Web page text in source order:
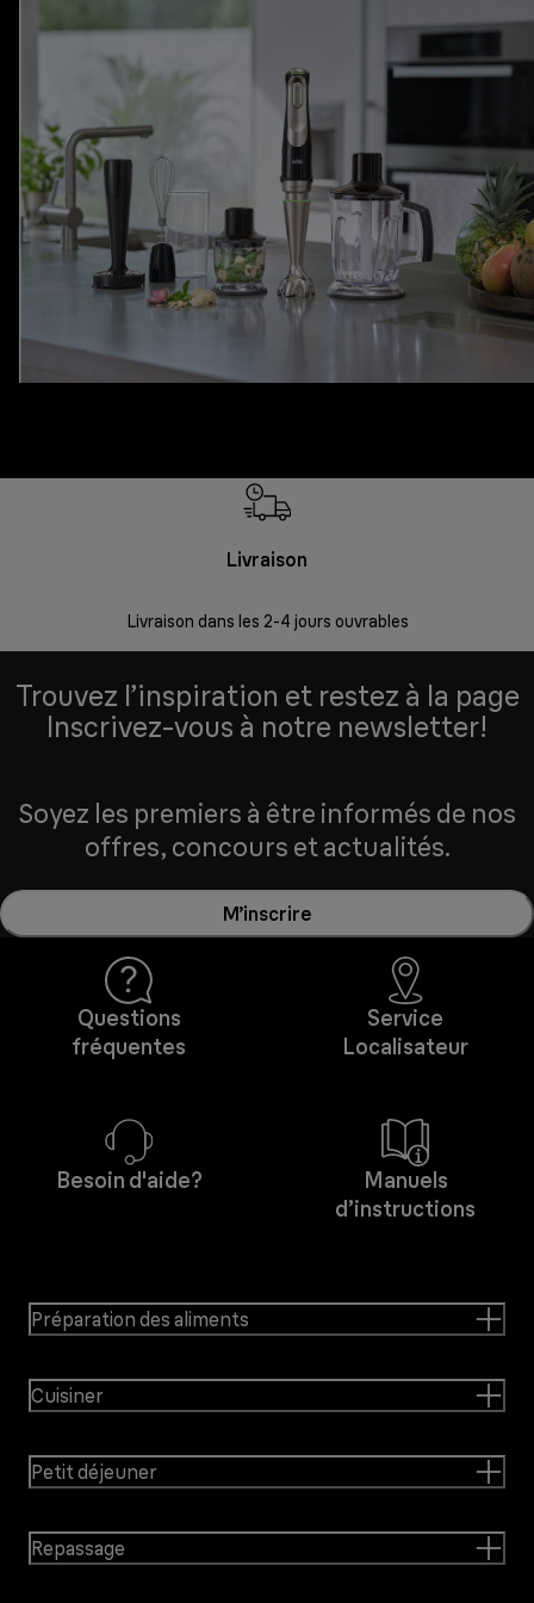
Livraison
Livraison dans les 2-4 jours ouvrables
Trouvez l’inspiration et restez à la page
Inscrivez-vous à notre newsletter!
Soyez les premiers à être informés de nos
offres, concours et actualités.
M’inscrire
Questions
fréquentes
Service
Localisateur
Besoin d'aide?
Manuels
d’instructions
Préparation des aliments
Cuisiner
Petit déjeuner
Repassage